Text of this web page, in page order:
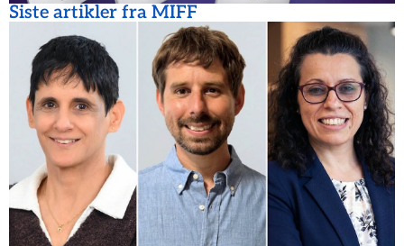
Siste artikler fra MIFF